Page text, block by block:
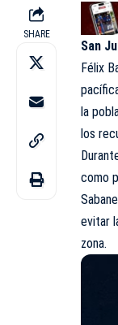
SHARE
San
Félix
la
los
como
evitar
zona.